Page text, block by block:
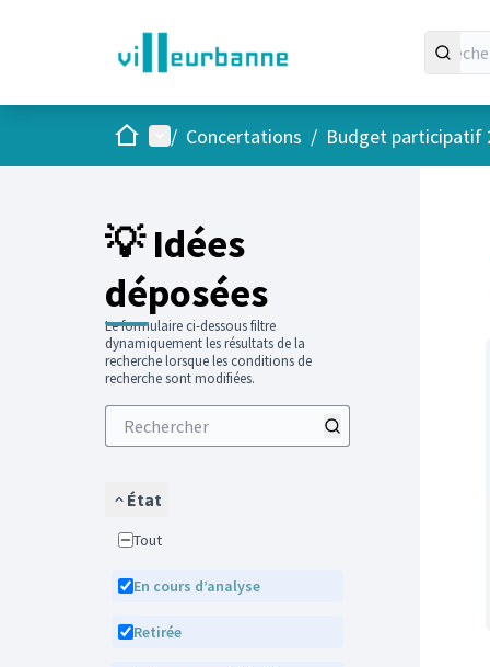
AccueilMenu principal
/ Concertations / Budget participatif
💡 Idées
déposées
Le formulaire ci-dessous filtre
dynamiquement les résultats de la
recherche lorsque les conditions de
recherche sont modifiées.
État
Tout
En cours d’analyse
Retirée